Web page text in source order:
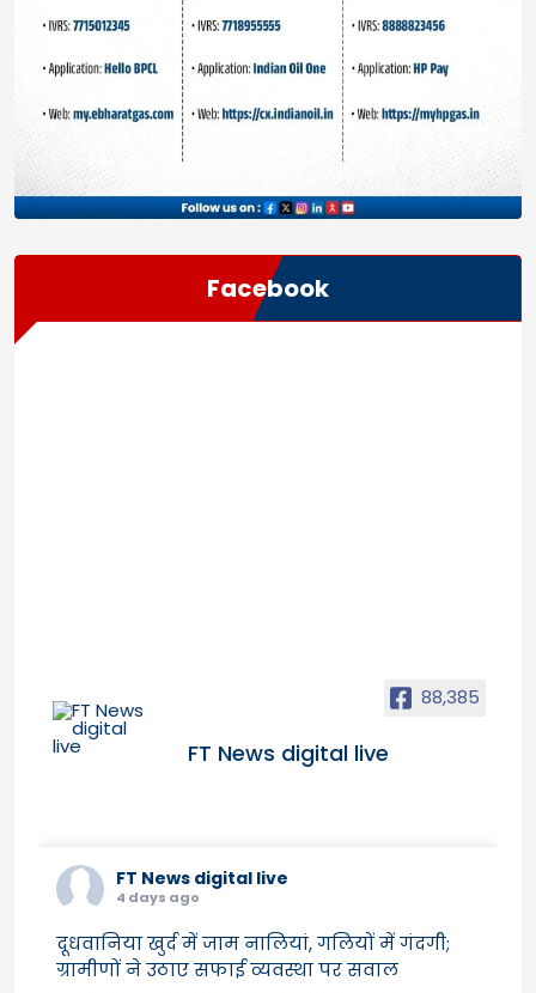
Facebook
88,385
FT News digital live
FT News digital live
4 days ago
दूधवानिया खुर्द में जाम नालियां, गलियों में गंदगी;
ग्रामीणों ने उठाए सफाई व्यवस्था पर सवाल